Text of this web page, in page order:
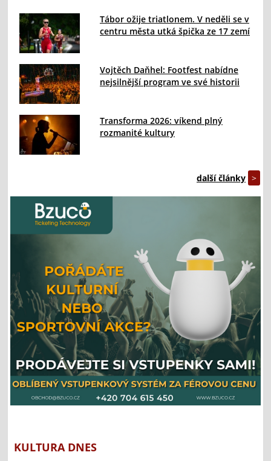
Tábor ožije triatlonem. V neděli se v
centru města utká špička ze 17 zemí
Vojtěch Daňhel: Footfest nabídne
nejsilnější program ve své historii
Transforma 2026: víkend plný
rozmanité kultury
další články >
KULTURA DNES